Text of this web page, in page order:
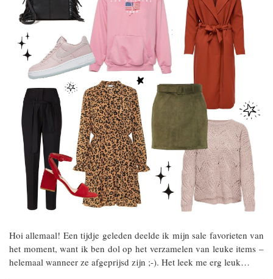
Hoi allemaal! Een tijdje geleden deelde ik mijn sale favorieten van
het moment, want ik ben dol op het verzamelen van leuke items –
helemaal wanneer ze afgeprijsd zijn ;-). Het leek me erg leuk…